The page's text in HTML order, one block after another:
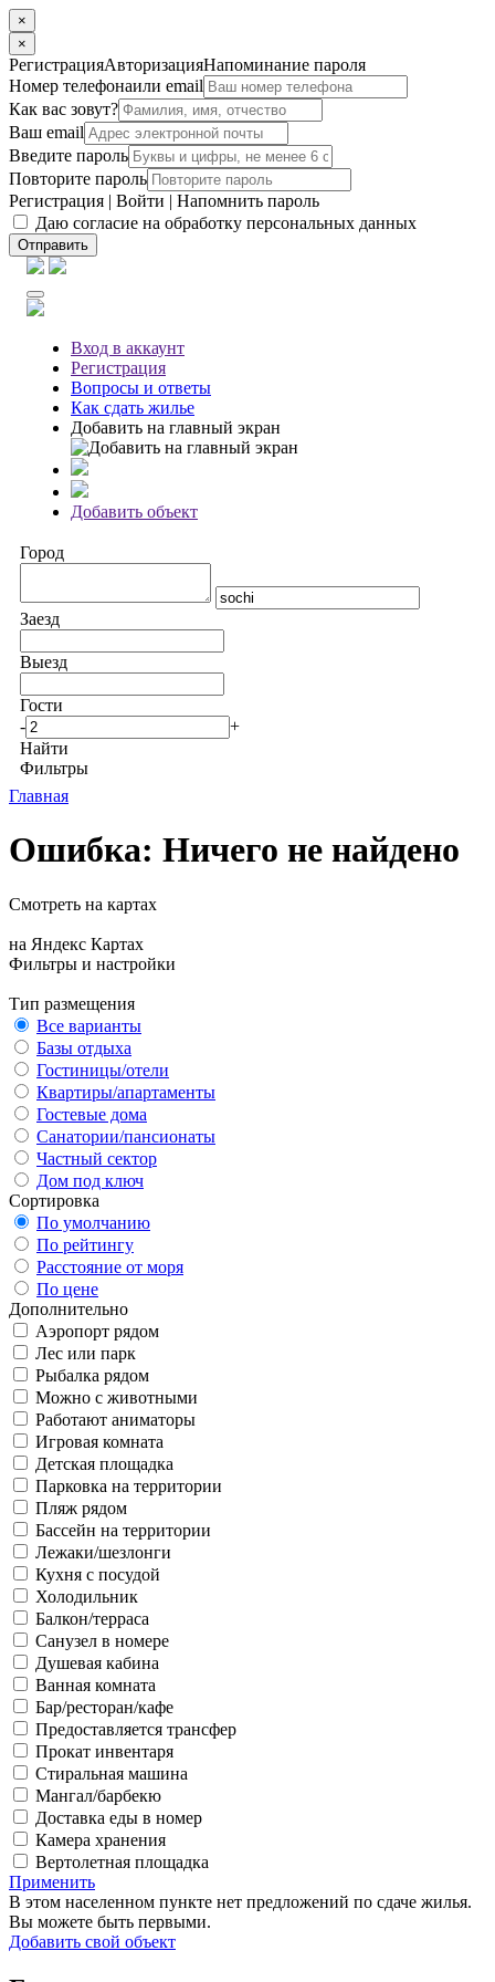
×
×
РегистрацияАвторизацияНапоминание пароля
Номер телефонаили email
Как вас зовут?
Ваш email
Введите пароль
Повторите пароль
Регистрация | Войти | Напомнить пароль
Даю согласие на обработку персональных данных
Отправить
Вход в аккаунт
Регистрация
Вопросы и ответы
Как сдать жилье
Добавить на главный экран
Добавить объект
Город
Заезд
Выезд
Гости
-
+
Найти
Фильтры
Главная
Ошибка: Ничего не найдено
Смотреть на картах
на Яндекс Картах
Фильтры и настройки
Тип размещения
Все варианты
Базы отдыха
Гостиницы/отели
Квартиры/апартаменты
Гостевые дома
Санатории/пансионаты
Частный сектор
Дом под ключ
Сортировка
По умолчанию
По рейтингу
Расстояние от моря
По цене
Дополнительно
Аэропорт рядом
Лес или парк
Рыбалка рядом
Можно с животными
Работают аниматоры
Игровая комната
Детская площадка
Парковка на территории
Пляж рядом
Бассейн на территории
Лежаки/шезлонги
Кухня с посудой
Холодильник
Балкон/терраса
Санузел в номере
Душевая кабина
Ванная комната
Бар/ресторан/кафе
Предоставляется трансфер
Прокат инвентаря
Стиральная машина
Мангал/барбекю
Доставка еды в номер
Камера хранения
Вертолетная площадка
Применить
В этом населенном пункте нет предложений по сдаче жилья.
Вы можете быть первыми.
Добавить свой объект